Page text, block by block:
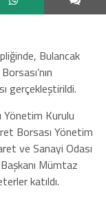
Bulancak
gerçekleştirildi.
Yönetim Kurulu
Borsası Yönetim
ve Sanayi Odası
Mümtaz
katıldı.